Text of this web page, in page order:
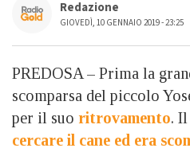
Redazione
GIOVEDÌ, 10 GENNAIO 2019 - 23:25
PREDOSA – Prima la
scomparsa del piccolo
per il suo ritrovamento.
cercare il cane ed era